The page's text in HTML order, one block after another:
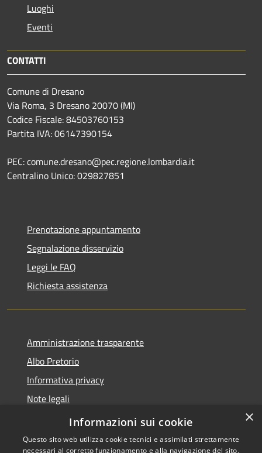
Luoghi
Eventi
CONTATTI
Comune di Dresano
Via Roma, 3 Dresano 20070 (MI)
Codice Fiscale: 84503760153
Partita IVA: 06147390154
PEC: comune.dresano@pec.regione.lombardia.it
Centralino Unico: 029827851
Prenotazione appuntamento
Segnalazione disservizio
Leggi le FAQ
Richiesta assistenza
Amministrazione trasparente
Albo Pretorio
Informativa privacy
Note legali
Dichiarazione di accessibilità
×
Informazioni sui cookie
Questo sito web utilizza cookie tecnici e assimilati strettamente
necessari al corretto funzionamento e alla navigazione del sito,